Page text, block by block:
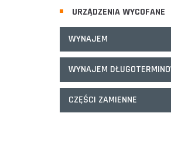
URZĄDZENIA WYCOFANE
WYNAJEM
WYNAJEM
CZĘŚCI ZAMIENNE